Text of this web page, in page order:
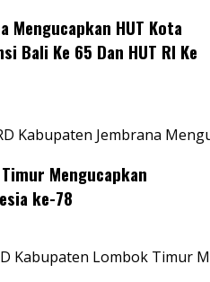
Mengucapkan HUT Kota
Bali Ke 65 Dan HUT RI Ke
Kabupaten Jembrana
Mengucapkan
ke-78
Kabupaten Lombok Timur